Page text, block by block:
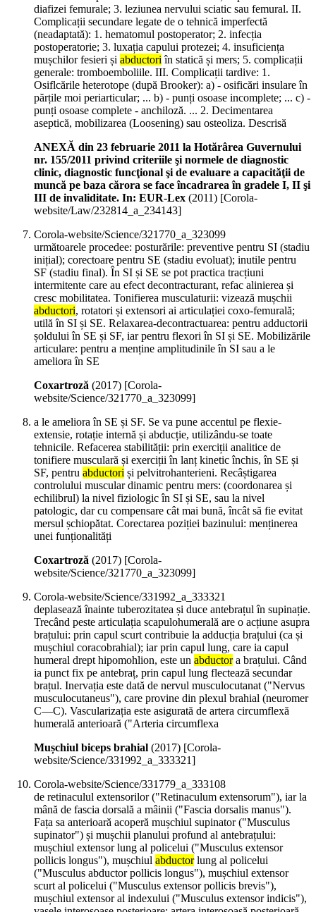
diafizei femurale; 3. leziunea nervului sciatic sau femural. II.
Complicații secundare legate de o tehnică imperfectă
(neadaptată): 1. hematomul postoperator; 2. infecția
postoperatorie; 3. luxația capului protezei; 4. insuficiența
mușchilor fesieri și abductoriîn statică și mers; 5. complicații
generale: tromboemboliile. III. Complicații tardive: 1.
Osiflcările heterotope (după Brooker): a) - osificări insulare în
părțile moi periarticular; ... b) - punți osoase incomplete; ... c) -
punți osoase complete - anchiloză. ... 2. Decimentarea
aseptică, mobilizarea (Loosening) sau osteoliza. Descrisă
ANEXĂ din 23 februarie 2011 la Hotărârea Guvernului
nr. 155/2011 privind criteriile şi normele de diagnostic
clinic, diagnostic funcţional şi de evaluare a capacităţii de
muncă pe baza cărora se face încadrarea în gradele I, II şi
III de invaliditate. In: EUR-Lex (2011) [Corola-
website/Law/232814_a_234143]
Corola-website/Science/321770_a_323099
următoarele procedee: posturările: preventive pentru SI (stadiu
inițial); corectoare pentru SE (stadiu evoluat); inutile pentru
SF (stadiu final). În SI și SE se pot practica tracțiuni
intermitente care au efect decontracturant, refac alinierea și
cresc mobilitatea. Tonifierea musculaturii: vizează mușchii
abductori, rotatori și extensori ai articulației coxo-femurală;
utilă în SI și SE. Relaxarea-decontractuarea: pentru adductorii
șoldului în SE și SF, iar pentru flexori în SI și SE. Mobilizările
articulare: pentru a menține amplitudinile în SI sau a le
ameliora în SE
Coxartroză (2017) [Corola-
website/Science/321770_a_323099]
a le ameliora în SE și SF. Se va pune accentul pe flexie-
extensie, rotație internă și abducție, utilizându-se toate
tehnicile. Refacerea stabilității: prin exerciții analitice de
tonifiere musculară și exerciții în lanț kinetic închis, în SE și
SF, pentru abductori și pelvitrohanterieni. Recâștigarea
controlului muscular dinamic pentru mers: (coordonarea și
echilibrul) la nivel fiziologic în SI și SE, sau la nivel
patologic, dar cu compensare cât mai bună, încât să fie evitat
mersul șchiopătat. Corectarea poziției bazinului: menținerea
unei funționalități
Coxartroză (2017) [Corola-
website/Science/321770_a_323099]
Corola-website/Science/331992_a_333321
deplasează înainte tuberozitatea și duce antebrațul în supinație.
Trecând peste articulația scapulohumerală are o acțiune asupra
brațului: prin capul scurt contribuie la adducția brațului (ca și
mușchiul coracobrahial); iar prin capul lung, care ia capul
humeral drept hipomohlion, este un abductora brațului. Când
ia punct fix pe antebraț, prin capul lung flectează secundar
brațul. Inervația este dată de nervul musculocutanat ("Nervus
musculocutaneus"), care provine din plexul brahial (neuromer
C—C). Vascularizația este asigurată de artera circumflexă
humerală anterioară ("Arteria circumflexa
Mușchiul biceps brahial (2017) [Corola-
website/Science/331992_a_333321]
Corola-website/Science/331779_a_333108
de retinaculul extensorilor ("Retinaculum extensorum"), iar la
mână de fascia dorsală a mâinii ("Fascia dorsalis manus").
Fața sa anterioară acoperă mușchiul supinator ("Musculus
supinator") și mușchii planului profund al antebrațului:
mușchiul extensor lung al policelui ("Musculus extensor
pollicis longus"), mușchiul abductorlung al policelui
("Musculus abductor pollicis longus"), mușchiul extensor
scurt al policelui ("Musculus extensor pollicis brevis"),
mușchiul extensor al indexului ("Musculus extensor indicis"),